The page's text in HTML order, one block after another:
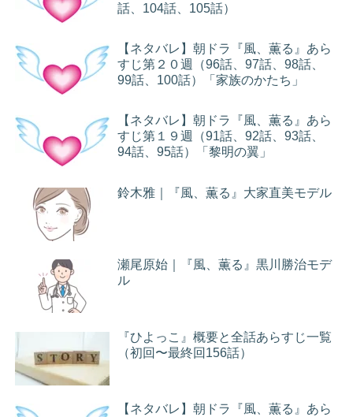
話、104話、105話）
【ネタバレ】朝ドラ『風、薫る』あら
すじ第２０週（96話、97話、98話、
99話、100話）「家族のかたち」
【ネタバレ】朝ドラ『風、薫る』あら
すじ第１９週（91話、92話、93話、
94話、95話）「黎明の翼」
鈴木雅｜『風、薫る』大家直美モデル
瀬尾原始｜『風、薫る』黒川勝治モデ
ル
『ひよっこ』概要と全話あらすじ一覧
（初回〜最終回156話）
【ネタバレ】朝ドラ『風、薫る』あら